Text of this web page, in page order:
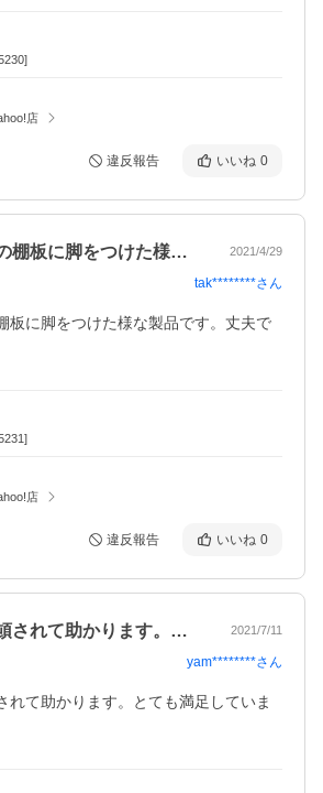
店
違反報告 いいね 0
カラーボックスの棚板に脚をつけた様な製… 2021/4/29
tak********さん
板に脚をつけた様な製品です。丈夫で
店
違反報告 いいね 0
デスク周りが整頓されて助かります。とて… 2021/7/11
yam********さん
れて助かります。とても満足していま